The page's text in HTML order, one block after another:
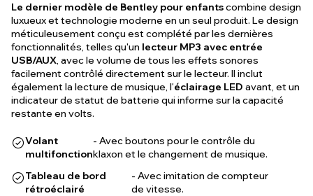
Le dernier modèle de Bentley pour enfantscombine design
luxueux et technologie moderne en un seul produit. Le design
méticuleusement conçu est complété par les dernières
fonctionnalités, telles qu'un lecteur MP3 avec entrée
USB/AUX, avec le volume de tous les effets sonores
facilement contrôlé directement sur le lecteur. Il inclut
également la lecture de musique, l'éclairage LED avant, et un
indicateur de statut de batterie qui informe sur la capacité
restante en volts.
Volant
multifonction
- Avec boutons pour le contrôle du
klaxon et le changement de musique.
Tableau de bord
rétroéclairé
- Avec imitation de compteur
de vitesse.